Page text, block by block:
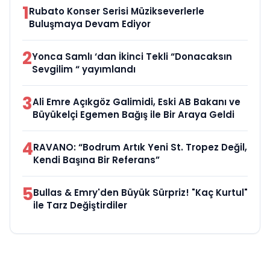
1Rubato Konser Serisi Müzikseverlerle
Buluşmaya Devam Ediyor
2Yonca Samlı ‘dan İkinci Tekli “Donacaksın
Sevgilim “ yayımlandı
3Ali Emre Açıkgöz Galimidi, Eski AB Bakanı ve
Büyükelçi Egemen Bağış ile Bir Araya Geldi
4RAVANO: “Bodrum Artık Yeni St. Tropez Değil,
Kendi Başına Bir Referans”
5Bullas & Emry'den Büyük Sürpriz! "Kaç Kurtul"
ile Tarz Değiştirdiler